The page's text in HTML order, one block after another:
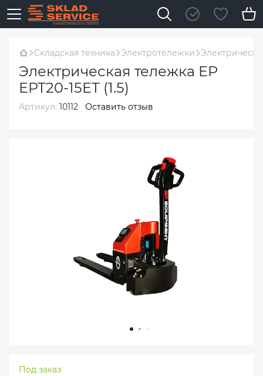
Складская техника Электротележки
Электрическая тележка EP
EPT20-15ET (1.5)
Артикул: 10112 Оставить отзыв
Под заказ